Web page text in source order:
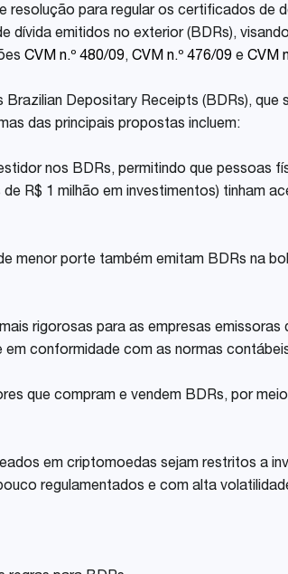
resolução para regular os certificados de
dívida emitidos no exterior (BDRs),
CVM n.º 480/09, CVM n.º 476/09 e CVM
Depositary Receipts (BDRs), que
das principais propostas incluem:
nos BDRs, permitindo que pessoas
R$ 1 milhão em investimentos) tinham
menor porte também emitam BDRs na
rigorosas para as empresas emissoras
conformidade com as normas
que compram e vendem BDRs, por
em criptomoedas sejam restritos a
regulamentados e com alta